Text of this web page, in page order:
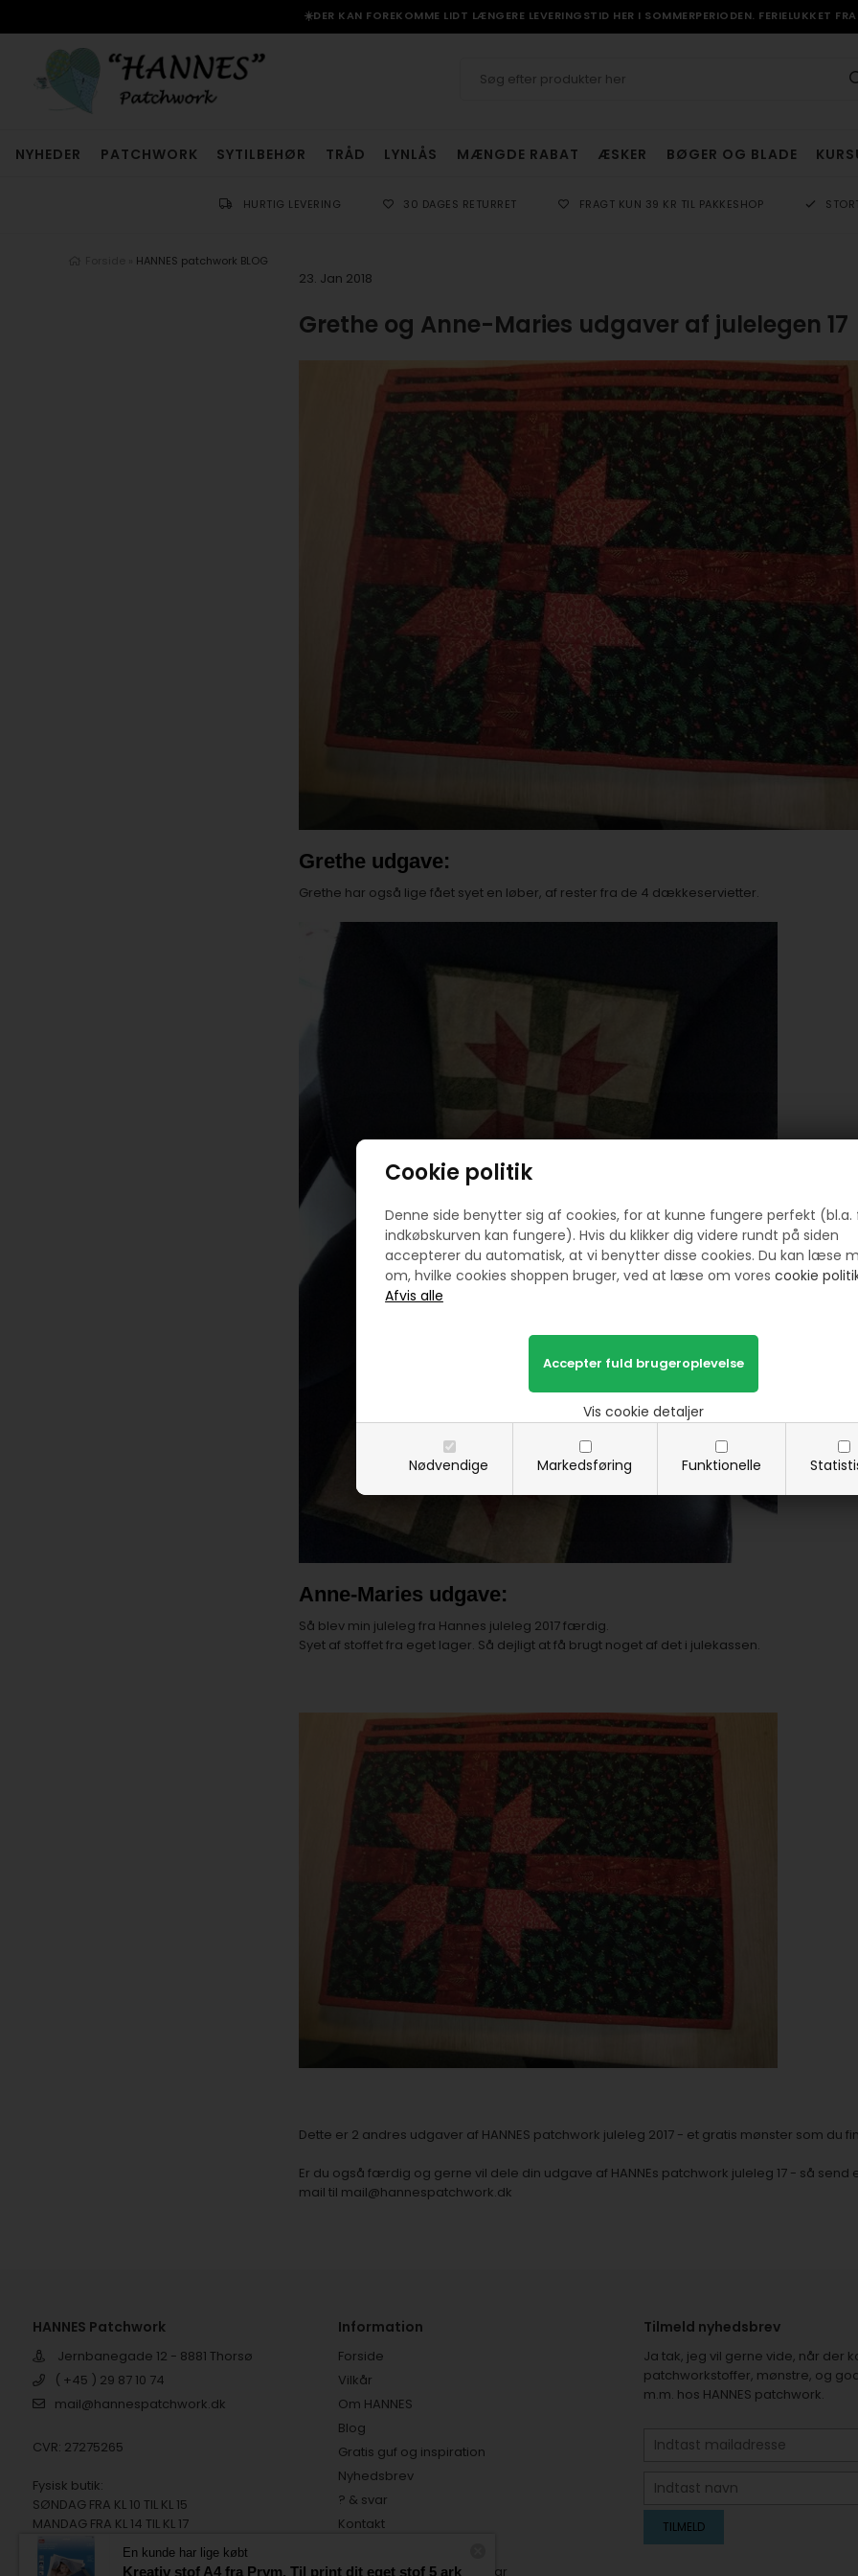
Cookie politik
Denne side benytter sig af cookies, for at kunne fungere perfekt
indkøbskurven kan fungere). Hvis du klikker dig videre rundt på siden
accepterer du automatisk, at vi benytter disse cookies. Du kan læse
om, hvilke cookies shoppen bruger, ved at læse om vores cookie
Nødvendige Markedsføring Funktionelle
Vis cookie detaljer
☀️DER KAN FOREKOMME LIDT LÆNGERE LEVERINGSTID HER I SOMMERPERIODEN. FERIELUKKET
NYHEDER PATCHWORK SYTILBEHØR TRÅD LYNLÅS MÆNGDE RABAT ÆSKER BØGER OG BLADE
HURTIG LEVERING 30 DAGES RETURRET FRAGT KUN 39 KR TIL PAKKESHOP
HANNES patchwork BLOG
23. Jan 2018
Grethe og Anne-Maries udgaver af julelegen 17
Grethe udgave:
Grethe har også lige fået syet en løber, af rester fra de 4 dækkeservietter.
Anne-Maries udgave:
Så blev min juleleg fra Hannes juleleg 2017 færdig.
Syet af stoffet fra eget lager. Så dejligt at få brugt noget af det i julekassen.
Dette er 2 andres udgaver af HANNES patchwork juleleg 2017 - et gratis mønster som du
Er du også færdig og gerne vil dele din udgave af HANNEs patchwork juleleg 17 - så
mail til mail@hannespatchwork.dk
HANNES Patchwork
Jernbanegade 12 - 8881 Thorsø
( +45 ) 29 87 10 74
mail@hannespatchwork.dk
CVR: 27275265
Fysisk butik:
SØNDAG FRA KL 10 TIL KL 15
MANDAG FRA KL 14 TIL KL 17
TIRSDAG FRA KL 10 TIL KL 15
Information
Forside
Vilkår
Om HANNES
Blog
Gratis guf og inspiration
Nyhedsbrev
? & svar
Kontakt
Digital fortrydelsesformular
Tilmeld nyhedsbrev
Ja tak, jeg vil gerne vide, når der
patchworkstoffer, mønstre, og
m.m. hos HANNES patchwork.
En kunde har lige købt
Kreativ stof A4 fra Prym. Til print dit eget stof 5 ark